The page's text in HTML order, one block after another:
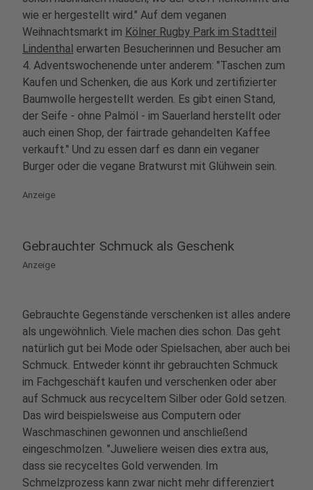
wie er hergestellt wird." Auf dem veganen
Weihnachtsmarkt im Kölner Rugby Park im Stadtteil
Lindenthal erwarten Besucherinnen und Besucher am
4. Adventswochenende unter anderem: "Taschen zum
Kaufen und Schenken, die aus Kork und zertifizierter
Baumwolle hergestellt werden. Es gibt einen Stand,
der Seife - ohne Palmöl - im Sauerland herstellt oder
auch einen Shop, der fairtrade gehandelten Kaffee
verkauft." Und zu essen darf es dann ein veganer
Burger oder die vegane Bratwurst mit Glühwein sein.
Anzeige
Gebrauchter Schmuck als Geschenk
Anzeige
Gebrauchte Gegenstände verschenken ist alles andere
als ungewöhnlich. Viele machen dies schon. Das geht
natürlich gut bei Mode oder Spielsachen, aber auch bei
Schmuck. Entweder könnt ihr gebrauchten Schmuck
im Fachgeschäft kaufen und verschenken oder aber
auf Schmuck aus recyceltem Silber oder Gold setzen.
Das wird beispielsweise aus Computern oder
Waschmaschinen gewonnen und anschließend
eingeschmolzen. "Juweliere weisen dies extra aus,
dass sie recyceltes Gold verwenden. Im
Schmelzprozess kann zwar nicht mehr differenziert